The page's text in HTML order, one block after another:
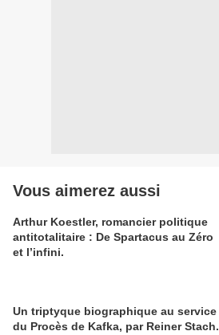
Vous aimerez aussi
Arthur Koestler, romancier politique
antitotalitaire : De Spartacus au Zéro
et l’infini.
Un triptyque biographique au service
du Procès de Kafka, par Reiner Stach.